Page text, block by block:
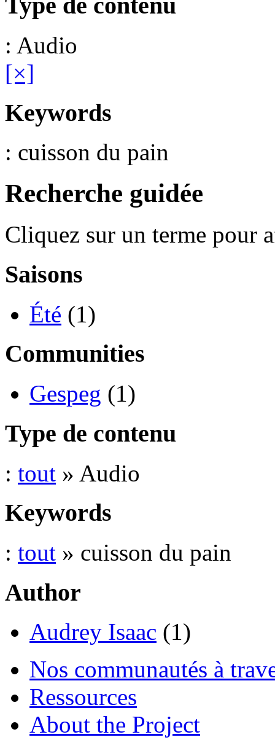
: Audio
[×]
Keywords
: cuisson du pain
Recherche guidée
Cliquez sur un terme pour
Saisons
Été (1)
Communities
Gespeg (1)
Type de contenu
: tout » Audio
Keywords
: tout » cuisson du pain
Author
Audrey Isaac (1)
Nos communautés à
Ressources
About the Project